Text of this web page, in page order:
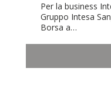
Per la business
Gruppo Intesa
Borsa a…